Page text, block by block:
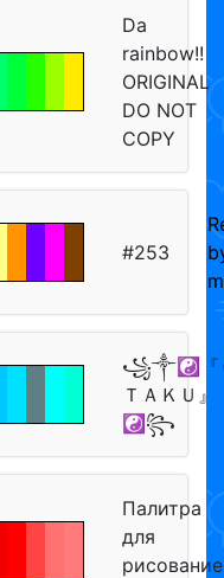
Da
rainbow!!
ORIGINAL
DO NOT
COPY
#253
꧁༒☯️『
ＴＡＫＵ』
☯️꧂
Палитра
для
рисование